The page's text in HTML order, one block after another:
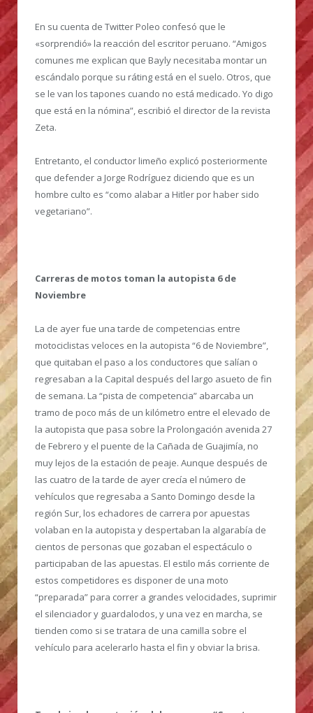
En su cuenta de Twitter Poleo confesó que le
«sorprendió» la reacción del escritor peruano. “Amigos
comunes me explican que Bayly necesitaba montar un
escándalo porque su ráting está en el suelo. Otros, que
se le van los tapones cuando no está medicado. Yo digo
que está en la nómina”, escribió el director de la revista
Zeta.
Entretanto, el conductor limeño explicó posteriormente
que defender a Jorge Rodríguez diciendo que es un
hombre culto es “como alabar a Hitler por haber sido
vegetariano”.
Carreras de motos toman la autopista 6 de
Noviembre
La de ayer fue una tarde de competencias entre
motociclistas veloces en la autopista “6 de Noviembre”,
que quitaban el paso a los conductores que salían o
regresaban a la Capital después del largo asueto de fin
de semana. La “pista de competencia” abarcaba un
tramo de poco más de un kilómetro entre el elevado de
la autopista que pasa sobre la Prolongación avenida 27
de Febrero y el puente de la Cañada de Guajimía, no
muy lejos de la estación de peaje. Aunque después de
las cuatro de la tarde de ayer crecía el número de
vehículos que regresaba a Santo Domingo desde la
región Sur, los echadores de carrera por apuestas
volaban en la autopista y despertaban la algarabía de
cientos de personas que gozaban el espectáculo o
participaban de las apuestas. El estilo más corriente de
estos competidores es disponer de una moto
“preparada” para correr a grandes velocidades, suprimir
el silenciador y guardalodos, y una vez en marcha, se
tienden como si se tratara de una camilla sobre el
vehículo para acelerarlo hasta el fin y obviar la brisa.